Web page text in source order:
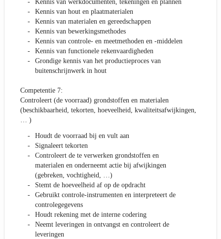
Kennis van werkdocumenten, tekeningen en plannen
Kennis van hout en plaatmaterialen
Kennis van materialen en gereedschappen
Kennis van bewerkingsmethodes
Kennis van controle- en meetmethoden en -middelen
Kennis van functionele rekenvaardigheden
Grondige kennis van het productieproces van
buitenschrijnwerk in hout
Competentie 7:
Controleert (de voorraad) grondstoffen en materialen
(beschikbaarheid, tekorten, hoeveelheid, kwaliteitsafwijkingen,
… )
Houdt de voorraad bij en vult aan
Signaleert tekorten
Controleert de te verwerken grondstoffen en
materialen en onderneemt actie bij afwijkingen
(gebreken, vochtigheid, …)
Stemt de hoeveelheid af op de opdracht
Gebruikt controle-instrumenten en interpreteert de
controlegegevens
Houdt rekening met de interne codering
Neemt leveringen in ontvangst en controleert de
leveringen